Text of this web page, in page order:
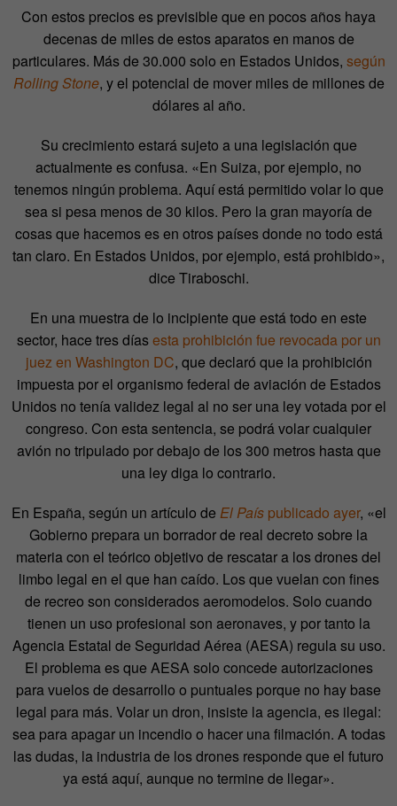
Con estos precios es previsible que en pocos años haya
decenas de miles de estos aparatos en manos de
particulares. Más de 30.000 solo en Estados Unidos, según
Rolling Stone, y el potencial de mover miles de millones de
dólares al año.
Su crecimiento estará sujeto a una legislación que
actualmente es confusa. «En Suiza, por ejemplo, no
tenemos ningún problema. Aquí está permitido volar lo que
sea si pesa menos de 30 kilos. Pero la gran mayoría de
cosas que hacemos es en otros países donde no todo está
tan claro. En Estados Unidos, por ejemplo, está prohibido»,
dice Tiraboschi.
En una muestra de lo incipiente que está todo en este
sector, hace tres díasesta prohibición fue revocada por un
juez en Washington DC, que declaró que la prohibición
impuesta por el organismo federal de aviación de Estados
Unidos no tenía validez legal al no ser una ley votada por el
congreso. Con esta sentencia, se podrá volar cualquier
avión no tripulado por debajo de los 300 metros hasta que
una ley diga lo contrario.
En España, según un artículo de El Paíspublicado ayer, «el
Gobierno prepara un borrador de real decreto sobre la
materia con el teórico objetivo de rescatar a los drones del
limbo legal en el que han caído. Los que vuelan con fines
de recreo son considerados aeromodelos. Solo cuando
tienen un uso profesional son aeronaves, y por tanto la
Agencia Estatal de Seguridad Aérea (AESA) regula su uso.
El problema es que AESA solo concede autorizaciones
para vuelos de desarrollo o puntuales porque no hay base
legal para más. Volar un dron, insiste la agencia, es ilegal:
sea para apagar un incendio o hacer una filmación. A todas
las dudas, la industria de los drones responde que el futuro
ya está aquí, aunque no termine de llegar».